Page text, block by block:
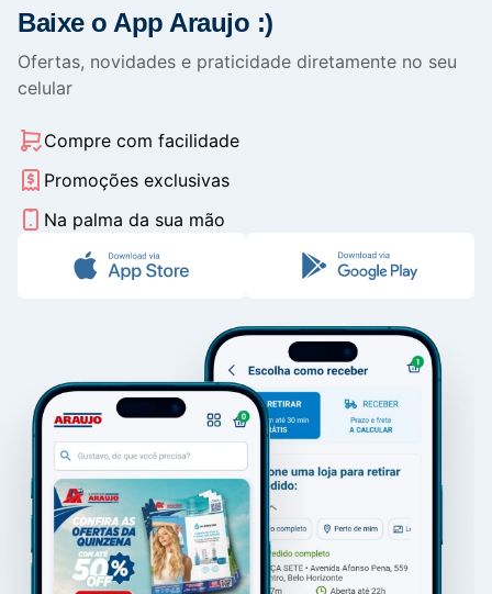
Baixe o App Araujo :)
Ofertas, novidades e praticidade diretamente no seu
celular
Compre com facilidade
Promoções exclusivas
Na palma da sua mão